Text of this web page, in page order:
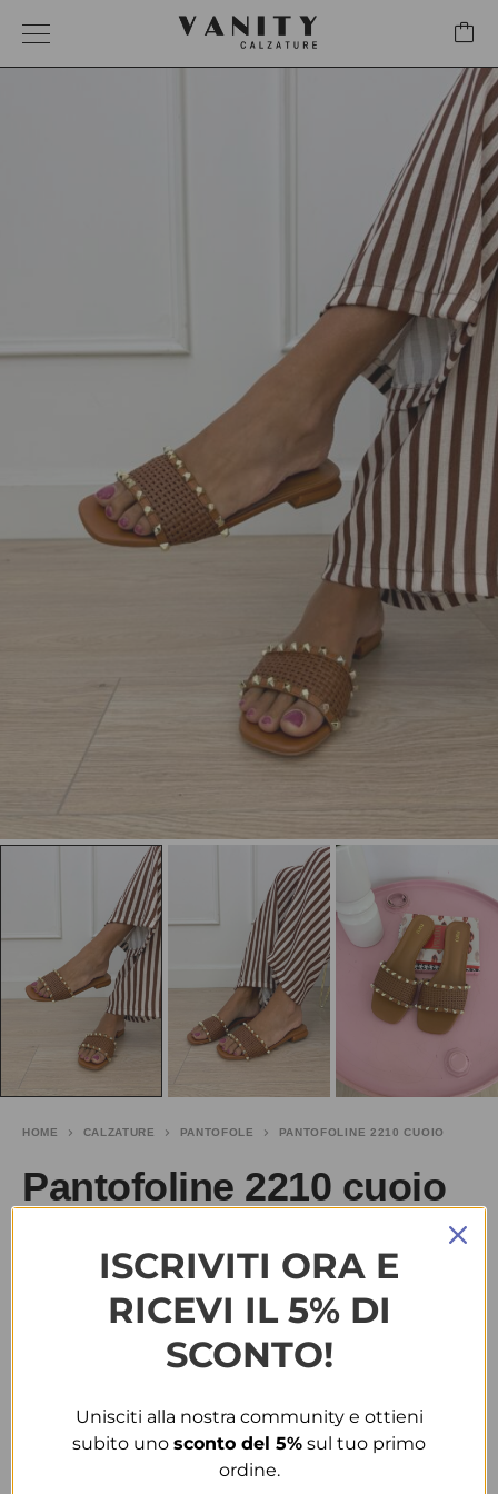
HOME CALZATURE PANTOFOLE PANTOFOLINE 2210 CUOIO
Pantofoline 2210 cuoio
COLORE
ISCRIVITI ORA E
RICEVI IL 5% DI
SCONTO!
Unisciti alla nostra community e ottieni
subito uno sconto del 5% sul tuo primo
ordine.